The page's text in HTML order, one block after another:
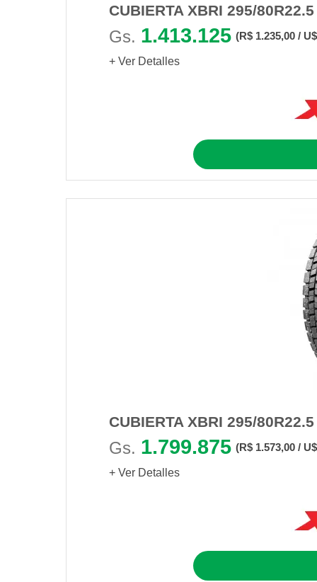
CUBIERTA XBRI 295/
Gs. 1.413.125 (R$ 1.235,00 /
+ Ver Detalles
CUBIERTA XBRI 295/
Gs. 1.799.875 (R$ 1.573,00 /
+ Ver Detalles